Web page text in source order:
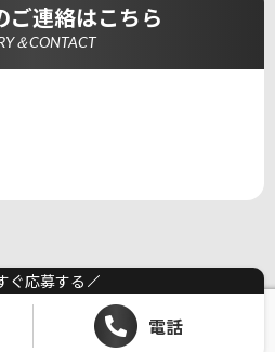
ぐ応募する
電話
得、利用その他一切の取り扱い
護に関する法律、その他の関連
ポリシーを遵守します。
かつ最新の内容に保つよう努
、必要な安全管理措置を講じ
部のコンテンツにおいてCookie
、トラフィックデータの収集の
います。このトラフィックデー
、個人を特定するものではあ
を無効にすることで収集を
変更
ご連絡はこちら
＆CONTACT
ク 一級建築士事務所. All Rights Reserved.